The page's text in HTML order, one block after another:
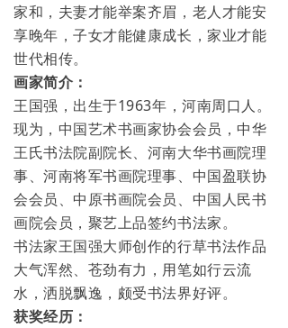
家和，夫妻才能举案齐眉，老人才能安
享晚年，子女才能健康成长，家业才能
世代相传。
画家简介：
王国强，出生于1963年，河南周口人。
现为，中国艺术书画家协会会员，中华
王氏书法院副院长、河南大华书画院理
事、河南将军书画院理事、中国盈联协
会会员、中原书画院会员、中国人民书
画院会员，聚艺上品签约书法家。
书法家王国强大师创作的行草书法作品
大气浑然、苍劲有力，用笔如行云流
水，洒脱飘逸，颇受书法界好评。
获奖经历：